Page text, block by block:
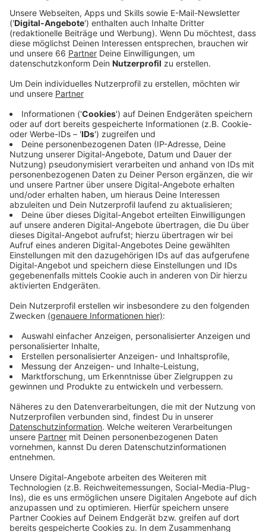
Anzeige
Nach erfolgreichen Tests an einigen Standorten, bei
denen 98 Prozent der Zahlungen bargeldlos erfolgten,
wird diese Methode nun dauerhaft eingeführt. Die
Stadt verspricht sich davon eine Vereinfachung und
Beschleunigung der Abläufe.
Anzeige
Bargeldzahlungen sind weiterhin am
Hauptbahnhof möglich
Anzeige
Akzeptiert werden Debitkarten (girocard, Maestro, V
Pay), Kreditkarten (kontaktlos: Mastercard und Visa;
American Express derzeit nicht) sowie mobile
Payment (Google Pay und Apple Pay).
Bargeldzahlungen sind weiterhin im
Becker-Allee 7) möglich.
Anzeige
Weitere Infos und Links zum Thema:
Anzeige
Die Meldung der Stadt
Übersicht über Bürgerbüros in Düsseldorf